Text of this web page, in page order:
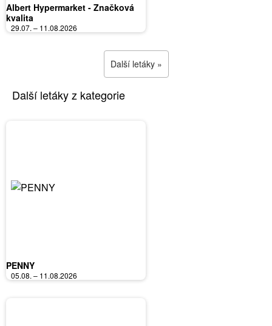
Albert Hypermarket - Značková
kvalita
29.07. – 11.08.2026
Další letáky »
Další letáky z kategorie
PENNY
05.08. – 11.08.2026